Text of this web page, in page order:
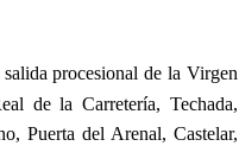
procesional de la Virgen
de la Carretería, Techada,
Puerta del Arenal, Castelar,